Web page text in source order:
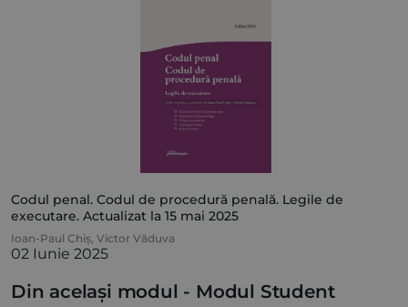
Codul penal. Codul de procedură penală. Legile de
executare. Actualizat la 15 mai 2025
Ioan-Paul Chiș, Victor Văduva
02 Iunie 2025
Din același modul - Modul Student